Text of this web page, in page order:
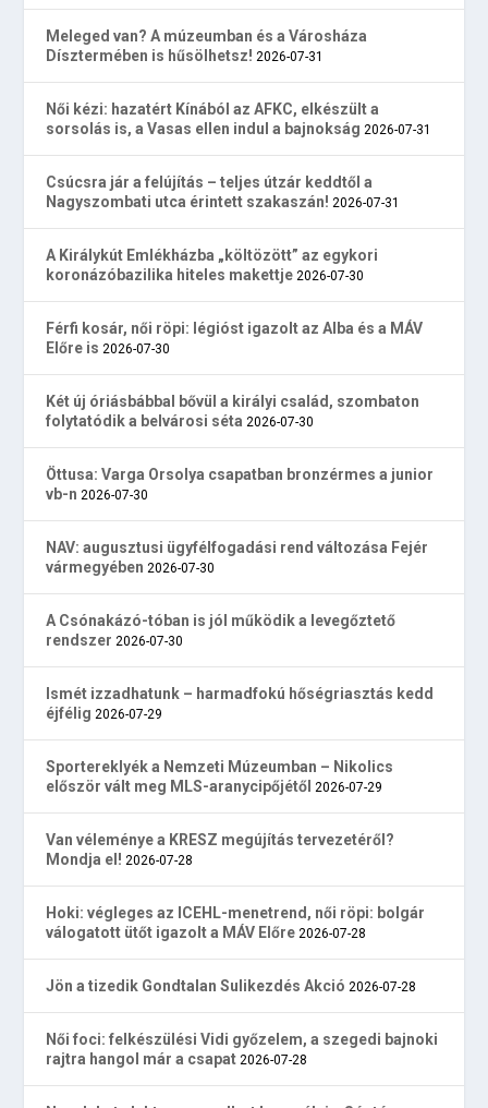
Meleged van? A múzeumban és a Városháza
Dísztermében is hűsölhetsz! 2026-07-31
Női kézi: hazatért Kínából az AFKC, elkészült a
sorsolás is, a Vasas ellen indul a bajnokság 2026-07-31
Csúcsra jár a felújítás – teljes útzár keddtől a
Nagyszombati utca érintett szakaszán! 2026-07-31
A Királykút Emlékházba „költözött” az egykori
koronázóbazilika hiteles makettje 2026-07-30
Férfi kosár, női röpi: légióst igazolt az Alba és a MÁV
Előre is 2026-07-30
Két új óriásbábbal bővül a királyi család, szombaton
folytatódik a belvárosi séta 2026-07-30
Öttusa: Varga Orsolya csapatban bronzérmes a junior
vb-n 2026-07-30
NAV: augusztusi ügyfélfogadási rend változása Fejér
vármegyében 2026-07-30
A Csónakázó-tóban is jól működik a levegőztető
rendszer 2026-07-30
Ismét izzadhatunk – harmadfokú hőségriasztás kedd
éjfélig 2026-07-29
Sportereklyék a Nemzeti Múzeumban – Nikolics
először vált meg MLS-aranycipőjétől 2026-07-29
Van véleménye a KRESZ megújítás tervezetéről?
Mondja el! 2026-07-28
Hoki: végleges az ICEHL-menetrend, női röpi: bolgár
válogatott ütőt igazolt a MÁV Előre 2026-07-28
Jön a tizedik Gondtalan Sulikezdés Akció 2026-07-28
Női foci: felkészülési Vidi győzelem, a szegedi bajnoki
rajtra hangol már a csapat 2026-07-28